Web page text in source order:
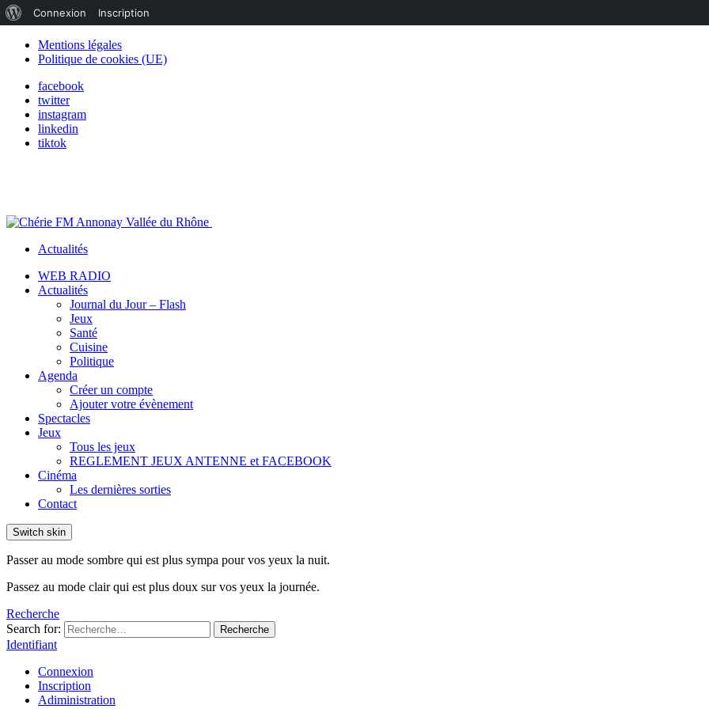
Mentions légales
Politique de cookies (UE)
facebook
twitter
instagram
linkedin
tiktok
Actualités
WEB RADIO
Actualités
Journal du Jour – Flash
Jeux
Santé
Cuisine
Politique
Agenda
Créer un compte
Ajouter votre évènement
Spectacles
Jeux
Tous les jeux
REGLEMENT JEUX ANTENNE et FACEBOOK
Cinéma
Les dernières sorties
Contact
Switch skin
Passer au mode sombre qui est plus sympa pour vos yeux la nuit.
Passez au mode clair qui est plus doux sur vos yeux la journée.
Recherche
Search for:
Recherche
Identifiant
Connexion
Inscription
Adiministration
de
WordPress
Connexion Inscription